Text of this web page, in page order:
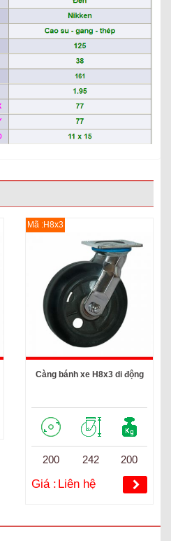
Mã :H8x3
Càng bánh xe H8x3 di động
200 242 200
Giá : Liên hệ